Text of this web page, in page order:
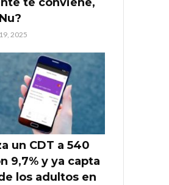
2025
un CDT a 540
9,7% y ya capta
los adultos en